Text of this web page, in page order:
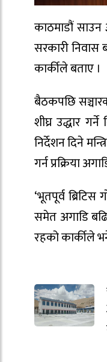
काठमाडौं साउन
सरकारी निवास
कार्कीले बताए ।
बैठकपछि
शीघ्र उद्धार
निर्देशन दिने
गर्न प्रक्रिया
‘भूतपूर्व
समेत अगाडि
रहको कार्कीले